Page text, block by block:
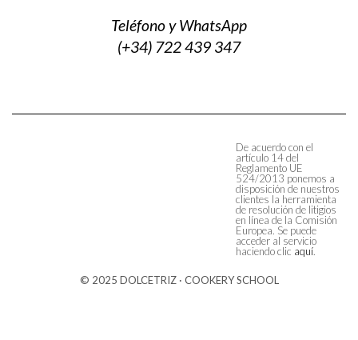
Teléfono y WhatsApp
(+34) 722 439 347
De acuerdo con el
artículo 14 del
Reglamento UE
524/2013 ponemos a
disposición de nuestros
clientes la herramienta
de resolución de litigios
en línea de la Comisión
Europea. Se puede
acceder al servicio
haciendo clic aquí.
© 2025 DOLCETRIZ · COOKERY SCHOOL